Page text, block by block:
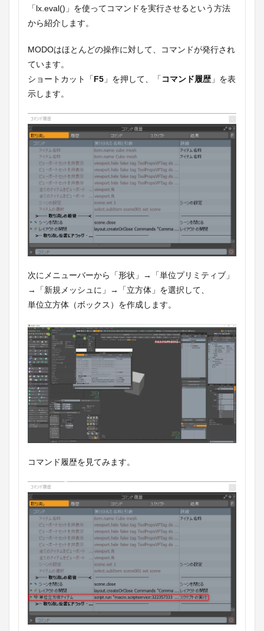
「lx.eval()」を使ってコマンドを実行させるという方法
から紹介します。
MODOはほとんどの操作に対して、コマンドが発行され
ています。
ショートカット「F5 」を押して、「コマンド履歴 」を表
示します。
次にメニューバーから「形状」→「単位プリミティブ」
→「新規メッシュに」→「立方体」を選択して、
単位立方体（ボックス）を作成します。
コマンド履歴を見てみます。